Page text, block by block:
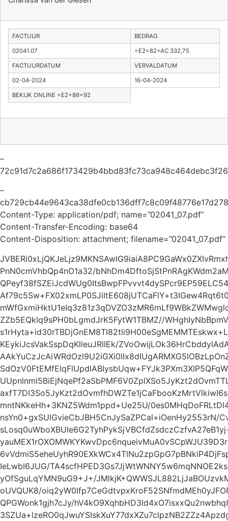
FACTUUR BEDRAG
02041.07 =E2=82=AC 332,75
FACTUURDATUM VERVALDATUM
02-04-2024 16-04-2024
BEKIJK ONLINE =E2=86=92
–
–
Content-Type: application/pdf; name=”02041_07.pdf”
Content-Transfer-Encoding: base64
Content-Disposition: attachment; filename=”02041_07.pdf”
PnN0cmVhbQp4nO1a32/
ZZb5EQklq9sPH0bLgmdJrK5FytW1TBMZ//
KEykiJcsVakSspDqKlleuJRllEk/
mntNKkeHh+3KNZ5Wdm1ppd+Ue25U/
nsYn0+gxSUlGvieCbJBH5CnJySaZPCal+iOenHy2553rN/
IeLwbI6JUG/
yOfSguLqYMN9uG9+J+/
oUVQUK8/
QPGWonk1gjh7cJy/